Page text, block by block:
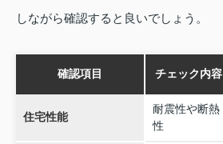
しながら確認すると良いでしょう。
確認項目 チェック内容
住宅性能
耐震性や断熱
性